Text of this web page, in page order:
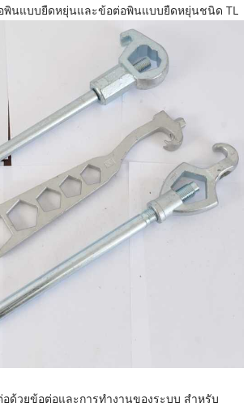
พินแบบยืดหยุ่นและข้อต่อพินแบบยืดหยุ่นชนิด TL
อด้วยข้อต่อและการทำงานของระบบ สำหรับ